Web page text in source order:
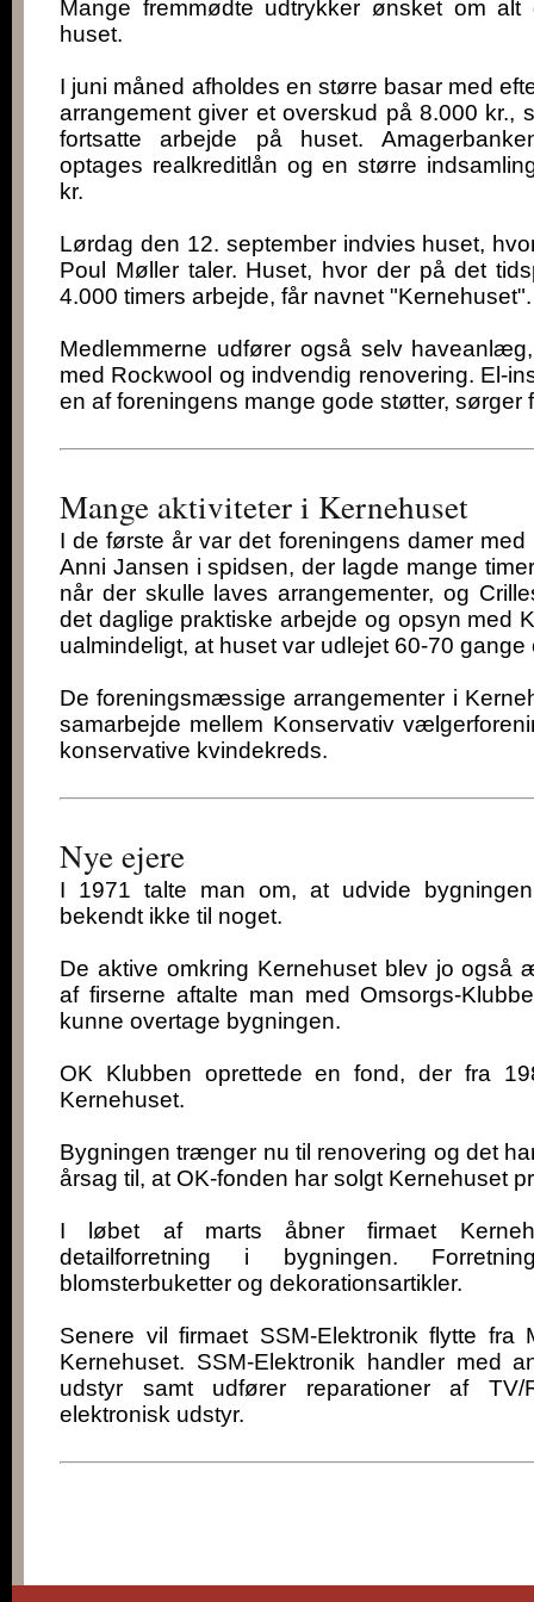
Mange fremmødte udtrykker ønsket om
huset.
I juni måned afholdes en større basar med
arrangement giver et overskud på 8.000 kr.,
fortsatte arbejde på huset.
optages realkreditlån og en større
kr.
Lørdag den 12. september indvies huset,
Poul Møller taler. Huset, hvor der på det
4.000 timers arbejde, får navnet "Kernehuset".
Medlemmerne udfører også selv
med Rockwool og indvendig renovering. El-
en af foreningens mange gode støtter, sørger
Mange aktiviteter i Kernehuset
I de første år var det foreningens damer
Anni Jansen i spidsen, der lagde mange
når der skulle laves arrangementer, og
det daglige praktiske arbejde og opsyn med
ualmindeligt, at huset var udlejet 60-70 gange
De foreningsmæssige arrangementer i
samarbejde mellem Konservativ
konservative kvindekreds.
Nye ejere
I 1971 talte man om, at udvide
bekendt ikke til noget.
De aktive omkring Kernehuset blev jo også
af firserne aftalte man med Omsorgs-
kunne overtage bygningen.
OK Klubben oprettede en fond, der fra
Kernehuset.
Bygningen trænger nu til renovering og det
årsag til, at OK-fonden har solgt Kernehuset
I løbet af marts åbner firmaet
detailforretning i bygningen.
blomsterbuketter og dekorationsartikler.
Senere vil firmaet SSM-Elektronik flytte fra
Kernehuset. SSM-Elektronik handler med
udstyr samt udfører reparationer af TV/
elektronisk udstyr.